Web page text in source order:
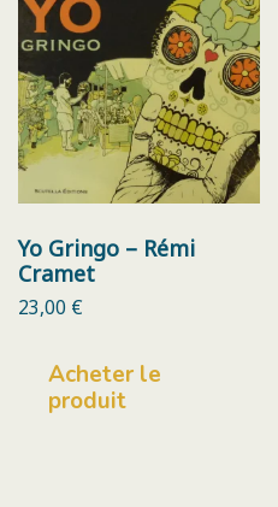
Yo Gringo – Rémi
Cramet
23,00 €
Acheter le
produit